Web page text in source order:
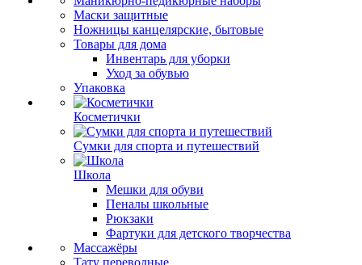
Маски защитные
Ножницы канцелярские, бытовые
Товары для дома
Инвентарь для уборки
Уход за обувью
Упаковка
Косметички
Сумки для спорта и путешествий
Школа
Мешки для обуви
Пеналы школьные
Рюкзаки
Фартуки для детского творчества
Массажёры
Тату переводные